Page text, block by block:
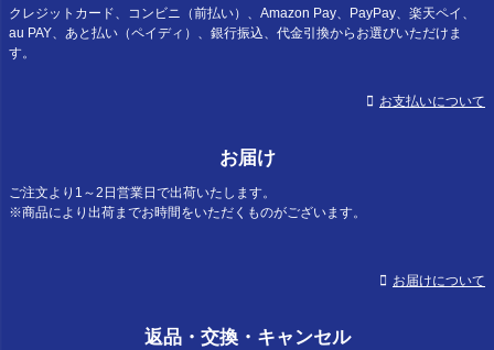
クレジットカード、コンビニ（前払い）、Amazon Pay、PayPay、楽天ペイ、
au PAY、あと払い（ペイディ）、銀行振込、代金引換からお選びいただけま
す。
お支払いについて
お届け
ご注文より1～2日営業日で出荷いたします。
※商品により出荷までお時間をいただくものがございます。
お届けについて
返品・交換・キャンセル